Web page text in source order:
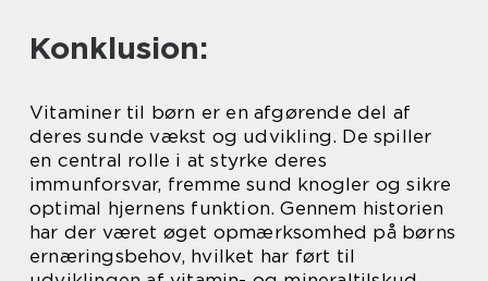
Konklusion:
Vitaminer til børn er en afgørende del af
deres sunde vækst og udvikling. De spiller
en central rolle i at styrke deres
immunforsvar, fremme sund knogler og sikre
optimal hjernens funktion. Gennem historien
har der været øget opmærksomhed på børns
ernæringsbehov, hvilket har ført til